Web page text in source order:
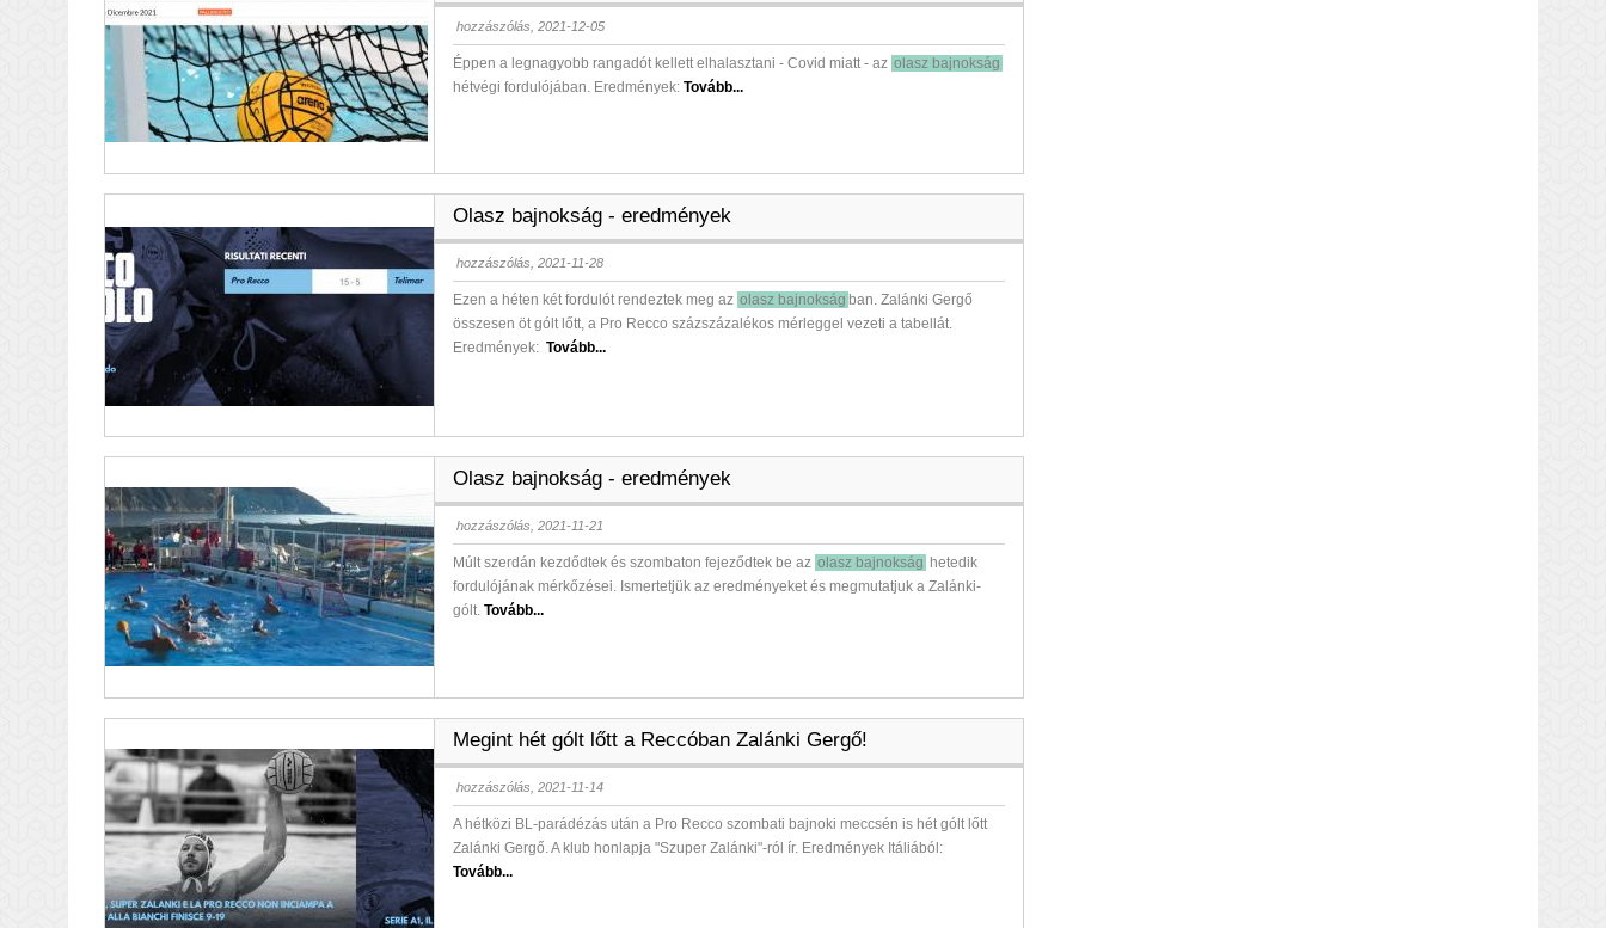
hozzászólás, 2021-12-05
Éppen a legnagyobb rangadót kellett elhalasztani - Covid miatt - az olasz bajnokság
hétvégi fordulójában. Eredmények:Tovább...
Olasz bajnokság - eredmények
hozzászólás, 2021-11-28
Ezen a héten két fordulót rendeztek meg az olasz bajnokság ban. Zalánki Gergő
összesen öt gólt lőtt, a Pro Recco százszázalékos mérleggel vezeti a tabellát.
Eredmények:Tovább...
Olasz bajnokság - eredmények
hozzászólás, 2021-11-21
Múlt szerdán kezdődtek és szombaton fejeződtek be az olasz bajnokság hetedik
fordulójának mérkőzései. Ismertetjük az eredményeket és megmutatjuk a Zalánki-
gólt.Tovább...
Megint hét gólt lőtt a Reccóban Zalánki Gergő!
hozzászólás, 2021-11-14
A hétközi BL-parádézás után a Pro Recco szombati bajnoki meccsén is hét gólt lőtt
Zalánki Gergő. A klub honlapja "Szuper Zalánki"-ról ír. Eredmények Itáliából:
Tovább...